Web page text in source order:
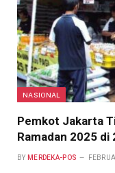
NASIONAL
Pemkot Jakarta
Ramadan 2025 di
BY MERDEKA-POS